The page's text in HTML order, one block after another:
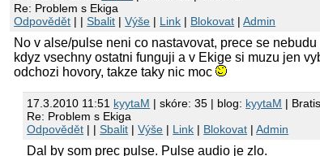
Re: Problem s Ekiga
Odpovědět | |Sbalit |Výše | Link | Blokovat |Admin
No v alse/pulse neni co nastavovat, prece se
kdyz vsechny ostatni funguji a v Ekige si muzu jen
odchozi hovory, takze taky nic moc
17.3.2010 11:51 kyytaM | skóre: 35 | blog: kyytaM |
Re: Problem s Ekiga
Odpovědět | |Sbalit |Výše | Link | Blokovat |Admin
Dal by som prec pulse. Pulse audio je zlo.